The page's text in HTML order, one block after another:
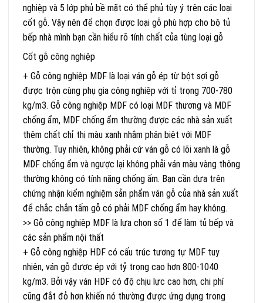
nghiệp và 5 lớp phủ bề mặt có thể phủ tùy ý trên các loại
cốt gỗ. Vậy nên để chọn được loại gỗ phù hợp cho bộ tủ
bếp nhà mình bạn cần hiểu rõ tính chất của tùng loại gỗ
Cốt gỗ công nghiệp
+ Gỗ công nghiệp MDF là loại ván gỗ ép từ bột sợi gỗ
được trộn cùng phụ gia công nghiệp với tỉ trọng 700-780
kg/m3. Gỗ công nghiệp MDF có loại MDF thương và MDF
chống ẩm, MDF chống ẩm thường được các nhà sản xuất
thêm chất chỉ thị màu xanh nhằm phân biệt với MDF
thường. Tuy nhiên, không phải cứ ván gỗ có lõi xanh là gỗ
MDF chống ẩm và ngược lại không phải ván màu vàng thông
thường không có tính năng chống ấm. Bạn cần dựa trên
chứng nhận kiểm nghiệm sản phẩm ván gỗ của nhà sản xuất
để chắc chắn tấm gỗ có phải MDF chống ẩm hay không.
>> Gỗ công nghiệp MDF là lựa chọn số 1 để làm tủ bếp và
các sản phẩm nội thất
+ Gỗ công nghiệp HDF có cấu trúc tương tự MDF tuy
nhiên, ván gỗ được ép với tỷ trọng cao hơn 800-1040
kg/m3. Bởi vậy ván HDF có độ chịu lực cao hơn, chi phí
cũng đắt đỏ hơn khiến nó thường được ứng dụng trong